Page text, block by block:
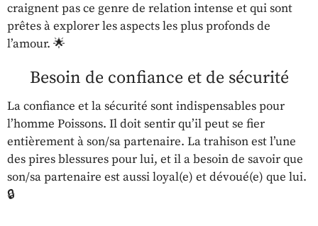
craignent pas ce genre de relation intense et qui sont
prêtes à explorer les aspects les plus profonds de
l’amour. 🌟
Besoin de confiance et de sécurité
La confiance et la sécurité sont indispensables pour
l’homme Poissons. Il doit sentir qu’il peut se fier
entièrement à son/sa partenaire. La trahison est l’une
des pires blessures pour lui, et il a besoin de savoir que
son/sa partenaire est aussi loyal(e) et dévoué(e) que lui.
🔒